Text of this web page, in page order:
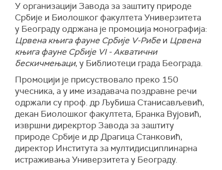
У организацији Завода за заштиту природе
Србије и Биолошког факултетa Универзитета
у Београду одржана је промоција монографија:
Црвена књига фауне Србије V-Рибеи Црвена
књига фауне Србије VI - Акватични
бескичмењаци, у Библиотеци града Београда.
Промоцији је присуствовало преко 150
учесника, а у име изадавача поздравне речи
одржали су проф. др Љубиша Станисављевић,
декан Биолошког факултета, Бранка Вујовић,
извршни дирекртор Завода за заштиту
природе Србије и др Драгица Станковић,
директор Института за мултидисциплинарна
истраживања Универзитета у Београду.